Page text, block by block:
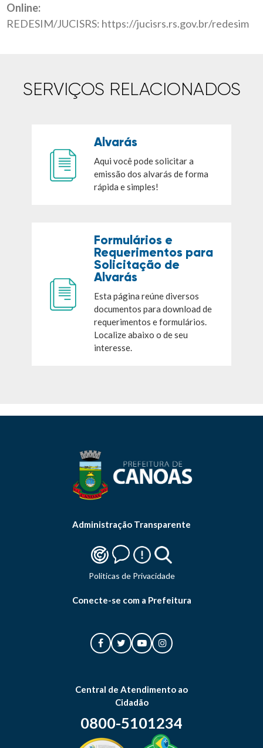
Online:
REDESIM/JUCISRS: https://jucisrs.rs.gov.br/redesim
SERVIÇOS RELACIONADOS
Alvarás
Aqui você pode solicitar a
emissão dos alvarás de forma
rápida e simples!
Formulários e
Requerimentos para
Solicitação de
Alvarás
Esta página reúne diversos
documentos para download de
requerimentos e formulários.
Localize abaixo o de seu
interesse.
Administração Transparente
Politicas de Privacidade
Conecte-se com a Prefeitura
Central de Atendimento ao
Cidadão
0800-5101234